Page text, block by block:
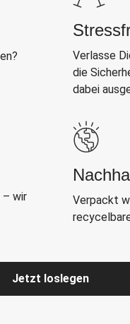
Verlasse
die
dabei
– wir
Verpackt
Jetzt loslegen